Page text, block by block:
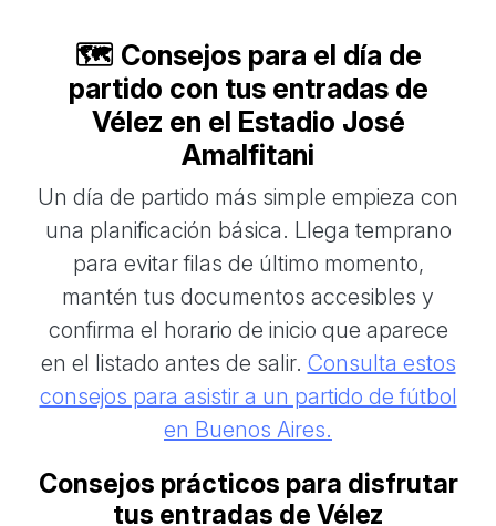
🗺️ Consejos para el día de
partido con tus entradas de
Vélez en el Estadio José
Amalfitani
Un día de partido más simple empieza con
una planificación básica. Llega temprano
para evitar filas de último momento,
mantén tus documentos accesibles y
confirma el horario de inicio que aparece
en el listado antes de salir. Consulta estos
consejos para asistir a un partido de fútbol
en Buenos Aires.
Consejos prácticos para disfrutar
tus entradas de Vélez